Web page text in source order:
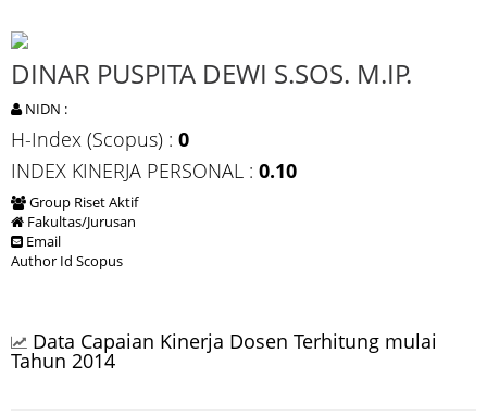
DINAR PUSPITA DEWI S.SOS. M.IP.
NIDN :
H-Index (Scopus) : 0
INDEX KINERJA PERSONAL : 0.10
Group Riset Aktif
Fakultas/Jurusan
Email
Author Id Scopus
Data Capaian Kinerja Dosen Terhitung mulai
Tahun 2014